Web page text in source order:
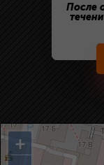
После
+